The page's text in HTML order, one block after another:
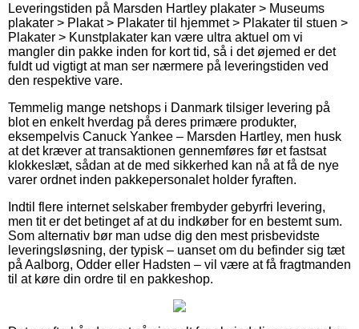
Leveringstiden på Marsden Hartley plakater > Museums
plakater > Plakat > Plakater til hjemmet > Plakater til stuen >
Plakater > Kunstplakater kan være ultra aktuel om vi
mangler din pakke inden for kort tid, så i det øjemed er det
fuldt ud vigtigt at man ser nærmere på leveringstiden ved
den respektive vare.
Temmelig mange netshops i Danmark tilsiger levering på
blot en enkelt hverdag på deres primære produkter,
eksempelvis Canuck Yankee – Marsden Hartley, men husk
at det kræver at transaktionen gennemføres før et fastsat
klokkeslæt, sådan at de med sikkerhed kan nå at få de nye
varer ordnet inden pakkepersonalet holder fyraften.
Indtil flere internet selskaber frembyder gebyrfri levering,
men tit er det betinget af at du indkøber for en bestemt sum.
Som alternativ bør man udse dig den mest prisbevidste
leveringsløsning, der typisk – uanset om du befinder sig tæt
på Aalborg, Odder eller Hadsten – vil være at få fragtmanden
til at køre din ordre til en pakkeshop.